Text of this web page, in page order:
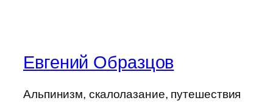
Евгений Образцов
Альпинизм, скалолазание, путешествия